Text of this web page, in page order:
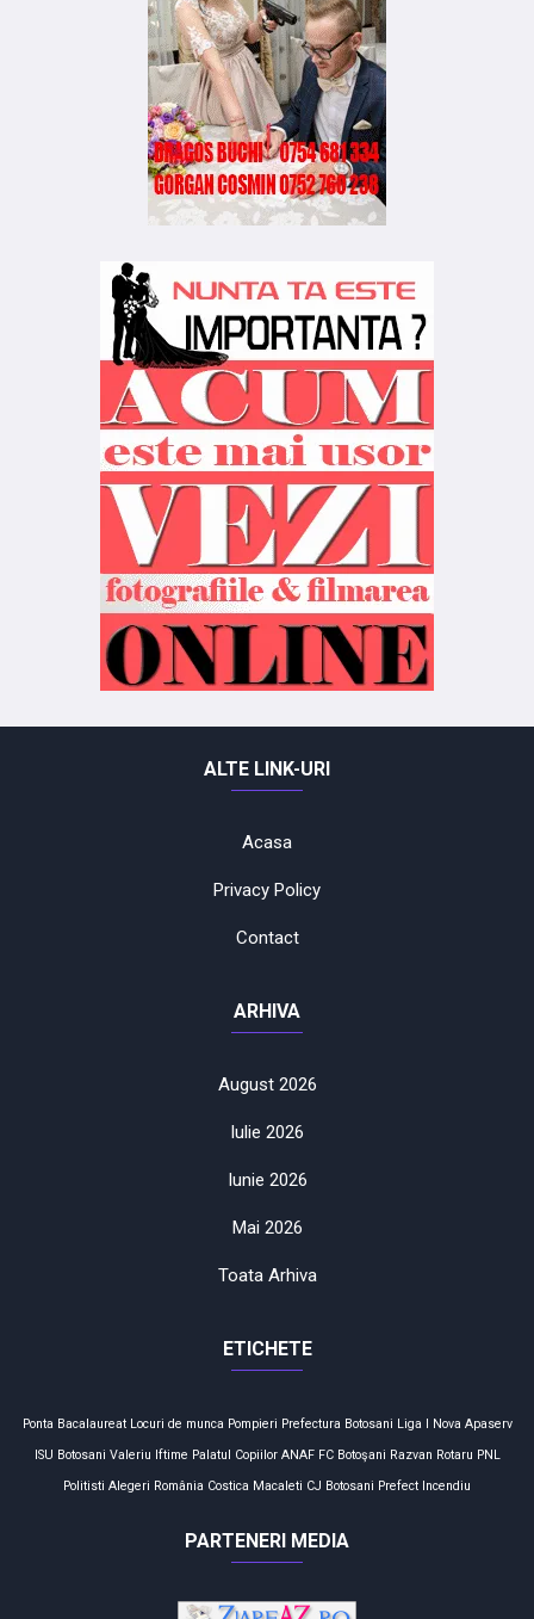
ALTE LINK-URI
Acasa
Privacy Policy
Contact
ARHIVA
August 2026
Iulie 2026
Iunie 2026
Mai 2026
Toata Arhiva
ETICHETE
Ponta Bacalaureat Locuri de munca Pompieri Prefectura Botosani Liga I Nova Apaserv
ISU Botosani Valeriu Iftime Palatul Copiilor ANAF FC Botoşani Razvan Rotaru PNL
Politisti Alegeri România Costica Macaleti CJ Botosani Prefect Incendiu
PARTENERI MEDIA